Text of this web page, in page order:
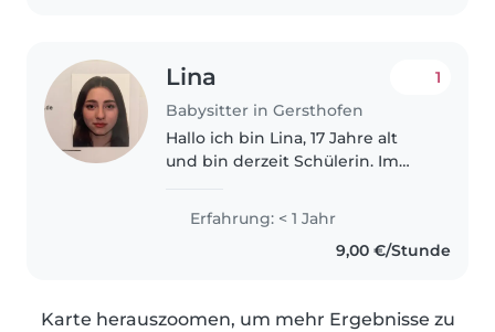
Lina
Babysitter in Gersthofen
1
Hallo ich bin Lina, 17 Jahre alt
und bin derzeit Schülerin. Im
praktische Erfahrungen, da ich
oft auf Nachbarskinder oder
Verwandte aufgepasst habe. Ich
Erfahrung: < 1 Jahr
9,00 €/Stunde
Karte herauszoomen, um mehr Ergebnisse zu